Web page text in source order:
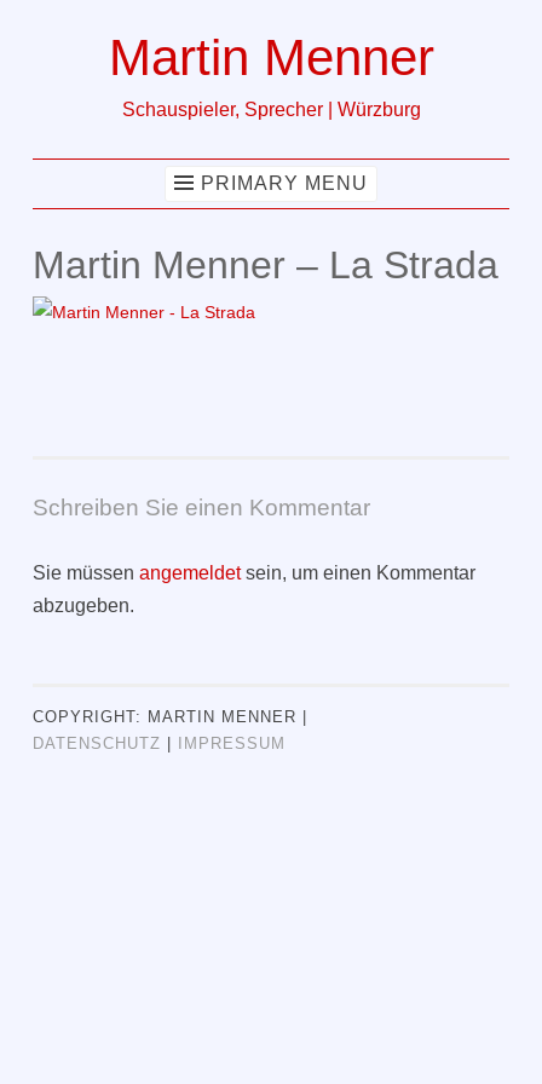
Martin Menner
Schauspieler, Sprecher | Würzburg
PRIMARY MENU
Martin Menner – La Strada
Schreiben Sie einen Kommentar
Sie müssen angemeldetsein, um einen Kommentar
abzugeben.
COPYRIGHT: MARTIN MENNER |
DATENSCHUTZ
IMPRESSUM